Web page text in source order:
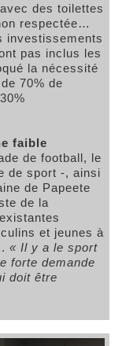
avec des toilettes
respectée…
investissements
pas inclus les
la nécessité
70% de
faible
de football, le
de sport -, ainsi
de Papeete
de la
et jeunes à
« Il y a le sport
forte demande
doit être